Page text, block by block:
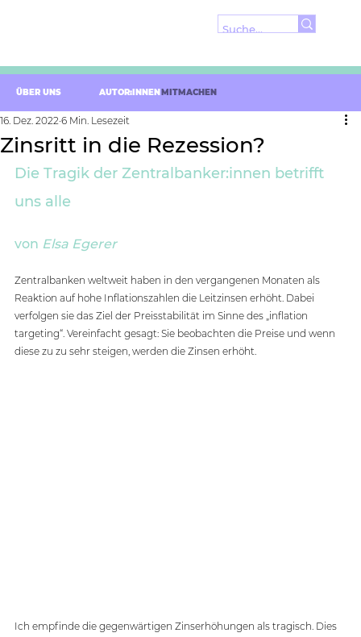
ÜBER UNS AUTOR:INNEN MITMACHEN
Zinsritt in die Rezession?
16. Dez. 2022 6 Min. Lesezeit
Die Tragik der Zentralbanker:innen betrifft
uns alle
von Elsa Egerer
Zentralbanken weltweit haben in den vergangenen Monaten als
Reaktion auf hohe Inflationszahlen die Leitzinsen erhöht. Dabei
verfolgen sie das Ziel der Preisstabilität im Sinne des „inflation
targeting“. Vereinfacht gesagt: Sie beobachten die Preise und wenn
diese zu zu sehr steigen, werden die Zinsen erhöht.
Ich empfinde die gegenwärtigen Zinserhöhungen als tragisch. Dies